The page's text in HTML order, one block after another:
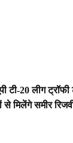
टी-20 लीग ट्रॉफी
मिलेंगे समीर